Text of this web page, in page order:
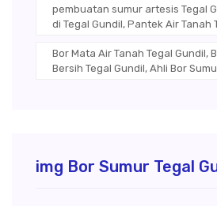
pembuatan sumur artesis Tegal
di Tegal Gundil, Pantek Air Tanah
Bor Mata Air Tanah Tegal Gundil,
Bersih Tegal Gundil, Ahli Bor
img Bor Sumur Tegal